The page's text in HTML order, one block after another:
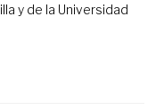
y de la Universidad